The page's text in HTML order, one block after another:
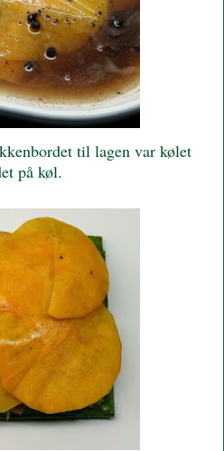
til lagen var kølet
på køl.